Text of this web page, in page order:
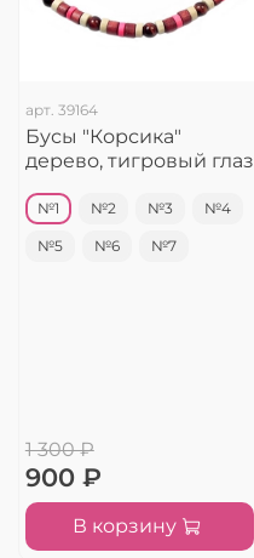
арт. 39164
Бусы "Корсика"
дерево, тигровый глаз
№1 №2 №3 №4
№5 №6 №7
1 300 ₽
900 ₽
В корзину